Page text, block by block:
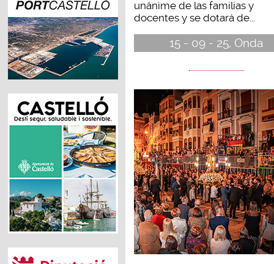
unánime de las familias y
docentes y se dotará de...
15 - 09 - 25, Onda